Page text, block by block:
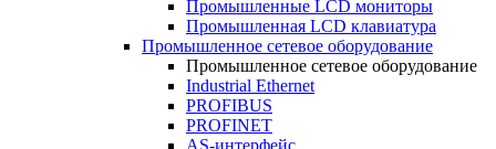
Промышленные LCD мониторы
Промышленная LCD клавиатура
Промышленное сетевое оборудование
Промышленное сетевое оборудование
Industrial Ethernet
PROFIBUS
PROFINET
AS-интерфейс